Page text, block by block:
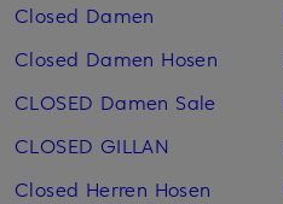
Closed Damen
Closed Damen Hosen
CLOSED Damen Sale
CLOSED GILLAN
Closed Herren Hosen